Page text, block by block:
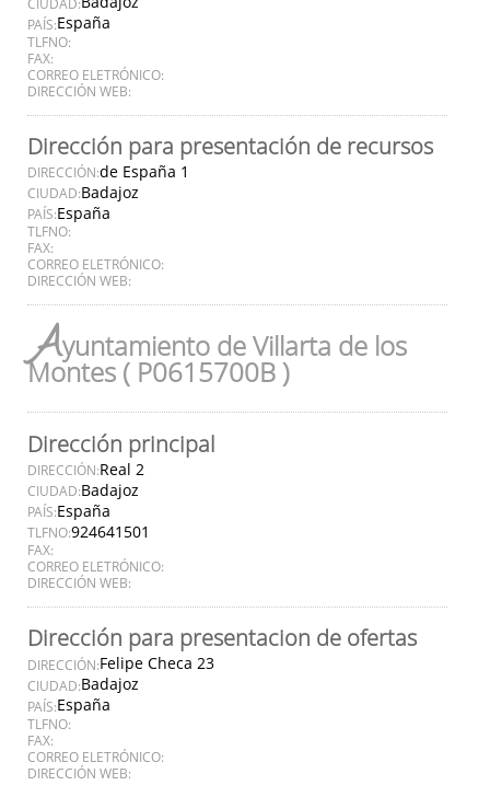
PAÍS:España
TLFNO:
FAX:
CORREO ELETRÓNICO:
DIRECCIÓN WEB:
Dirección para presentación de recursos
DIRECCIÓN:de España 1
CIUDAD:Badajoz
PAÍS:España
TLFNO:
FAX:
CORREO ELETRÓNICO:
DIRECCIÓN WEB:
Ayuntamiento de Villarta de los
Montes ( P0615700B )
Dirección principal
DIRECCIÓN:Real 2
CIUDAD:Badajoz
PAÍS:España
TLFNO:924641501
FAX:
CORREO ELETRÓNICO:
DIRECCIÓN WEB:
Dirección para presentacion de ofertas
DIRECCIÓN:Felipe Checa 23
CIUDAD:Badajoz
PAÍS:España
TLFNO:
FAX:
CORREO ELETRÓNICO:
DIRECCIÓN WEB: